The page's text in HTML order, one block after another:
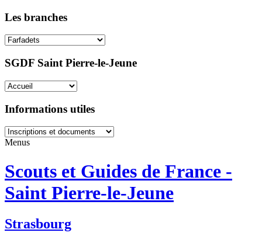
Les branches
SGDF Saint Pierre-le-Jeune
Informations utiles
Menus
Scouts et Guides de France -
Saint Pierre-le-Jeune
Strasbourg